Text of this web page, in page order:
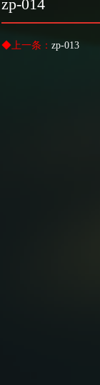
zp-014
◆上一条： zp-013